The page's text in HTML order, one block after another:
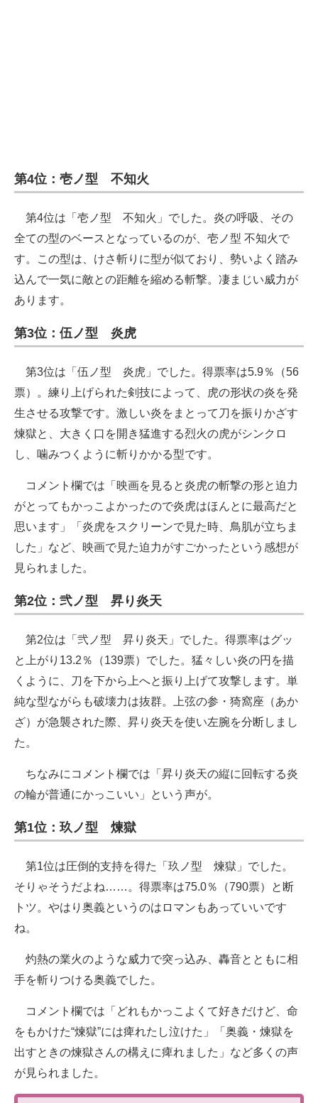
第4位：壱ノ型 不知火
第4位は「壱ノ型 不知火」でした。炎の呼吸、その
全ての型のベースとなっているのが、壱ノ型 不知火で
す。この型は、けさ斬りに型が似ており、勢いよく踏み
込んで一気に敵との距離を縮める斬撃。凄まじい威力が
あります。
第3位：伍ノ型 炎虎
第3位は「伍ノ型 炎虎」でした。得票率は5.9％（56
票）。練り上げられた剣技によって、虎の形状の炎を発
生させる攻撃です。激しい炎をまとって刀を振りかざす
煉獄と、大きく口を開き猛進する烈火の虎がシンクロ
し、噛みつくように斬りかかる型です。
コメント欄では「映画を見ると炎虎の斬撃の形と迫力
がとってもかっこよかったので炎虎はほんとに最高だと
思います」「炎虎をスクリーンで見た時、鳥肌が立ちま
した」など、映画で見た迫力がすごかったという感想が
見られました。
第2位：弐ノ型 昇り炎天
第2位は「弐ノ型 昇り炎天」でした。得票率はグッ
と上がり13.2％（139票）でした。猛々しい炎の円を描
くように、刀を下から上へと振り上げて攻撃します。単
純な型ながらも破壊力は抜群。上弦の参・猗窩座（あか
ざ）が急襲された際、昇り炎天を使い左腕を分断しまし
た。
ちなみにコメント欄では「昇り炎天の縦に回転する炎
の輪が普通にかっこいい」という声が。
第1位：玖ノ型 煉獄
第1位は圧倒的支持を得た「玖ノ型 煉獄」でした。
そりゃそうだよね……。得票率は75.0％（790票）と断
トツ。やはり奥義というのはロマンもあっていいです
ね。
灼熱の業火のような威力で突っ込み、轟音とともに相
手を斬りつける奥義でした。
コメント欄では「どれもかっこよくて好きだけど、命
をもかけた“煉獄”には痺れたし泣けた」「奥義・煉獄を
出すときの煉獄さんの構えに痺れました」など多くの声
が見られました。